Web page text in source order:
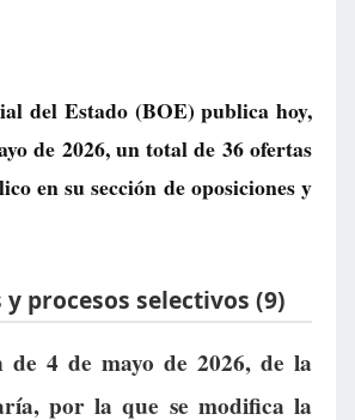
del Estado (BOE) publica hoy,
de 2026, un total de 36 ofertas
en su sección de oposiciones y
procesos selectivos (9)
de 4 de mayo de 2026, de la
por la que se modifica la